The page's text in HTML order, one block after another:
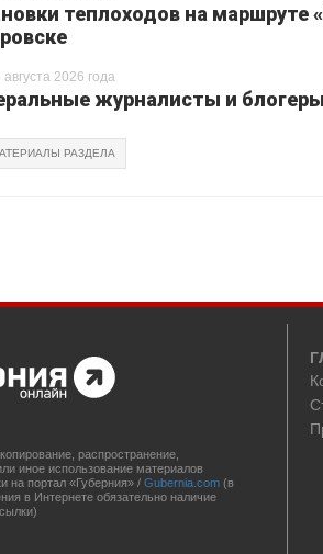
теплоходов на маршруте
2026 года
журналисты и
РАЗДЕЛА
распространение,
иное использование материалов
на портал «Губерния» / Gubernia.com (в
в Интернете обязательно наличие